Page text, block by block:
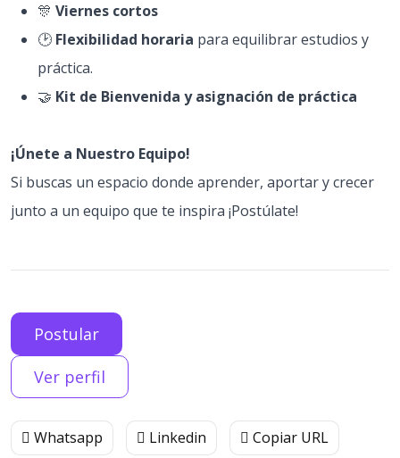
🎊 Viernes cortos
🕑 Flexibilidad horaria para equilibrar estudios y
práctica.
🤝 Kit de Bienvenida y asignación de práctica
¡Únete a Nuestro Equipo!
Si buscas un espacio donde aprender, aportar y crecer
junto a un equipo que te inspira ¡Postúlate!
Postular
Ver perfil
Whatsapp Linkedin Copiar URL